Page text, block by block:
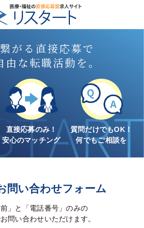
がる直接応募で
由な転職活動を。
直接応募のみ！
安心のマッチング
質問だけでもOK！
何でもご相談を
問い合わせフォーム
」と「電話番号」のみの
問い合わせいただけます。